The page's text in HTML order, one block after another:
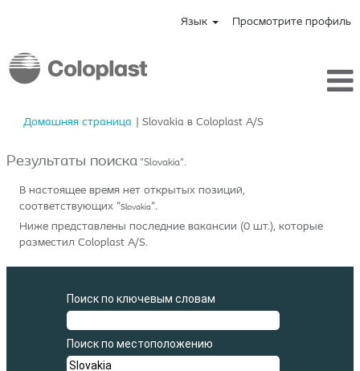
Язык Просмотрите профиль
Домашняя страница | Slovakia в Coloplast A/S(текущая
Результаты поиска"Slovakia".
В настоящее время нет открытых позиций,
соответствующих "Slovakia".
Ниже представлены последние вакансии (0 шт.), которые
разместил Coloplast A/S.
Поиск по ключевым словам
Поиск по местоположению